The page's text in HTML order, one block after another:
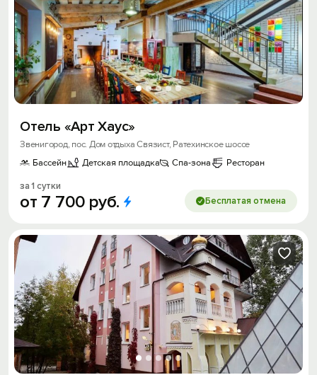
Отель «Арт Хаус»
Звенигород, пос. Дом отдыха Связист, Ратехинское шоссе
Бассейн
Детская площадка Спа-зона Ресторан
за 1 сутки
от 7 700 руб. Бесплатая отмена